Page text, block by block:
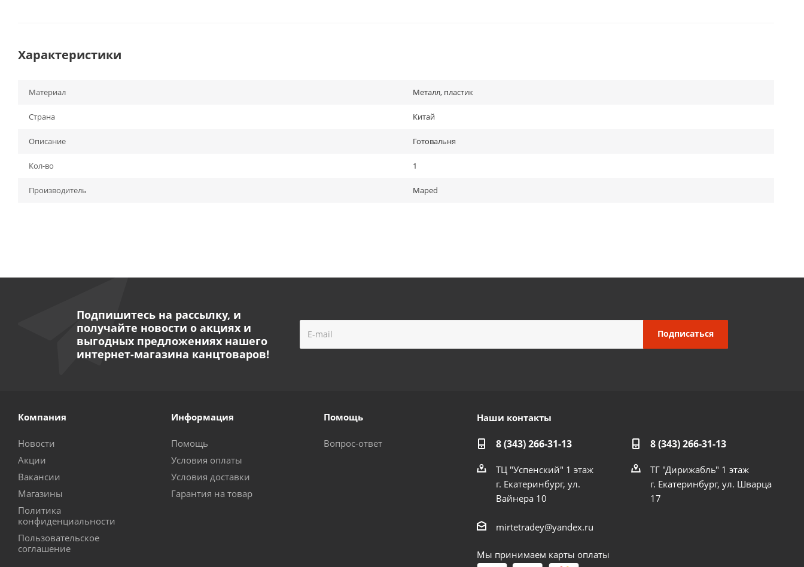
Характеристики
Материал Металл, пластик
Страна Китай
Описание Готовальня
Кол-во 1
Производитель Maped
Подпишитесь на рассылку, и
получайте новости о акциях и
выгодных предложениях нашего
интернет-магазина канцтоваров!
Компания
Новости
Акции
Вакансии
Магазины
Политика
конфиденциальности
Пользовательское
соглашение
Информация
Помощь
Условия оплаты
Условия доставки
Гарантия на товар
Помощь
Вопрос-ответ
Наши контакты
8 (343) 266-31-13
ТЦ "Успенский" 1 этаж
г. Екатеринбург, ул.
Вайнера 10
8 (343) 266-31-13
ТГ "Дирижабль" 1 этаж
г. Екатеринбург, ул. Шварца
17
mirtetradey@yandex.ru
Мы принимаем карты оплаты